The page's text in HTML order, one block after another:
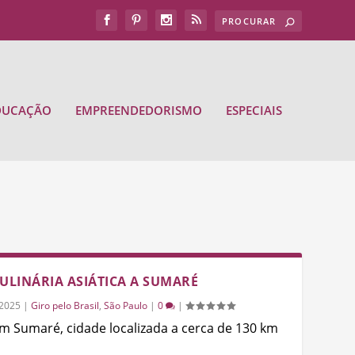
EMPREENDEDORISMO ESPECIAIS
ASIÁTICA A SUMARÉ
| Giro pelo Brasil, São Paulo | 0 |
Sumaré, cidade localizada a cerca de 130 km